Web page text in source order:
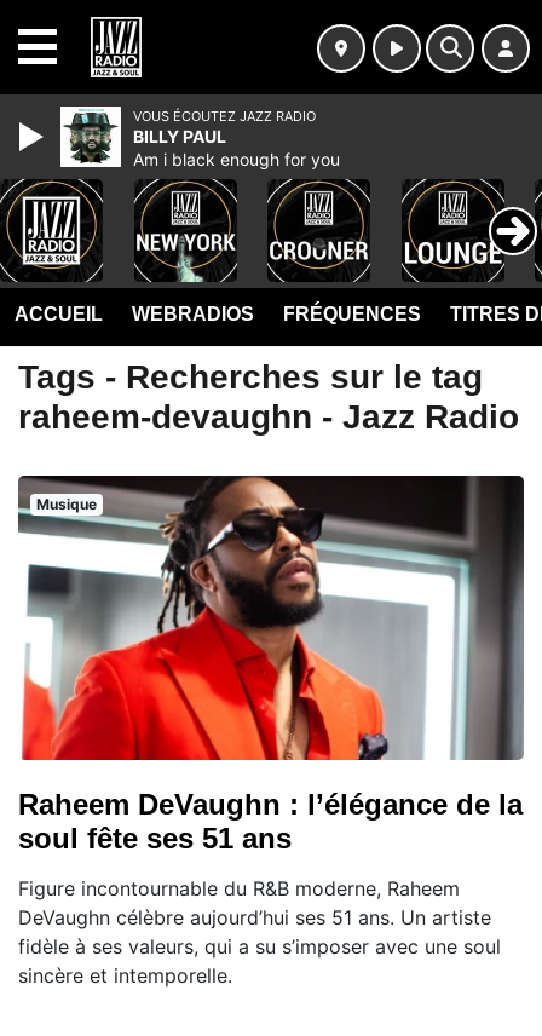
ACCUEIL WEBRADIOS FRÉQUENCES TITRES
Tags - Recherches sur le tag
raheem-devaughn - Jazz Radio
Musique
Raheem DeVaughn : l’élégance de la
soul fête ses 51 ans
Figure incontournable du R&B moderne, Raheem
DeVaughn célèbre aujourd’hui ses 51 ans. Un artiste
fidèle à ses valeurs, qui a su s’imposer avec une soul
sincère et intemporelle.
VOUS ÉCOUTEZ JAZZ RADIO
BILLY PAUL
Am i black enough for you